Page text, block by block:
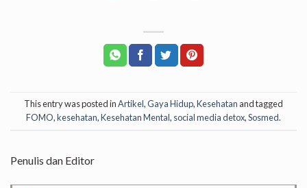
This entry was posted inArtikel,Gaya Hidup,Kesehatan and tagged
FOMO,kesehatan,Kesehatan Mental, social media detox,Sosmed.
Penulis dan Editor